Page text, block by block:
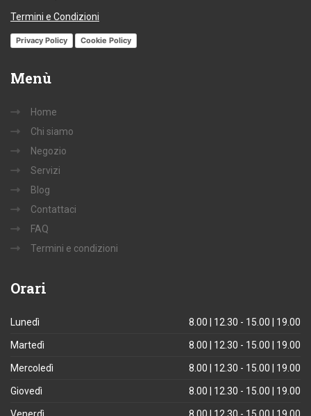
Termini e Condizioni
Privacy Policy Cookie Policy
Menù
Home
Chi siamo
Negozio
Servizi
Blog
Contattaci
FAQ
Termini e condizioni
Orari
Lunedì 8.00 | 12.30 - 15.00 | 19.00
Martedì 8.00 | 12.30 - 15.00 | 19.00
Mercoledì 8.00 | 12.30 - 15.00 | 19.00
Giovedì 8.00 | 12.30 - 15.00 | 19.00
Venerdì 8.00 | 12.30 - 15.00 | 19.00